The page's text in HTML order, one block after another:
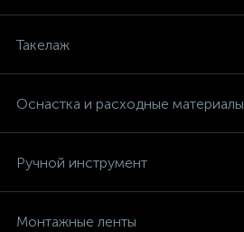
Такелаж
Оснастка и расходные материалы
Ручной инструмент
Монтажные ленты